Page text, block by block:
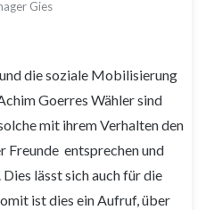
Gies
die soziale Mobilisierung
Goerres Wähler sind
mit ihrem Verhalten den
Freunde entsprechen und
lässt sich auch für die
ist dies ein Aufruf, über